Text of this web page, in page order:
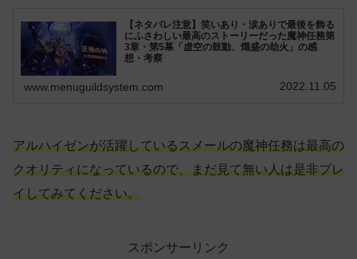
【ネタバレ注意】笑いあり・涙ありで最後を飾る
にふさわしい最高のストーリーだった魔神任務第
3章・第5幕「虚空の鼓動、熾盛の劫火」の感
想・考察
www.menuguildsystem.com 2022.11.05
アルハイゼンが活躍しているスメールの魔神任務は最高の
クオリティになっているので、まだ見て無い人は是非プレ
イしてみてください。
スポンサーリンク